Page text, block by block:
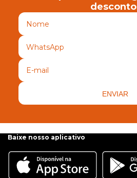
ENVIAR
Baixe nosso aplicativo